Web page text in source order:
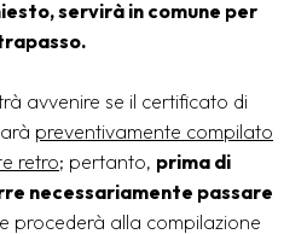
servirà in comune per
avvenire se il certificato di
preventivamente compilato
retro; pertanto, prima di
necessariamente passare
procederà alla compilazione